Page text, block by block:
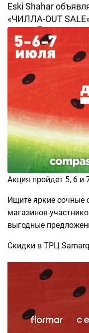
Eski Shahar
«ЧИЛЛА-OUT
Акция пройдет 5, 6 и
Ищите яркие сочные
магазинов-
выгодные
Скидки в ТРЦ